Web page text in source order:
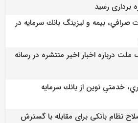
برداری رسید
صرافي، بيمه و ليزينگ بانك سرمايه در
ملت درباره اخبار اخیر منتشره در رسانه
خدمتي نوين از بانك سرمايه
نظام بانکی برای مقابله با گسترش